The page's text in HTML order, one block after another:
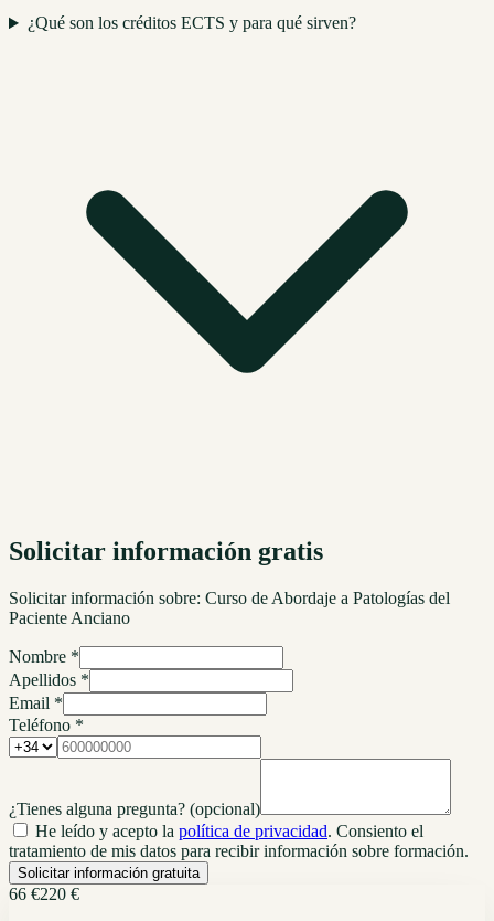
¿Qué son los créditos ECTS y para qué sirven?
Solicitar información gratis
Solicitar información sobre: Curso de Abordaje a Patologías del
Paciente Anciano
Nombre *
Apellidos *
Email *
Teléfono *
¿Tienes alguna pregunta? (opcional)
He leído y acepto la política de privacidad. Consiento el
tratamiento de mis datos para recibir información sobre formación.
Solicitar información gratuita
66 €220 €